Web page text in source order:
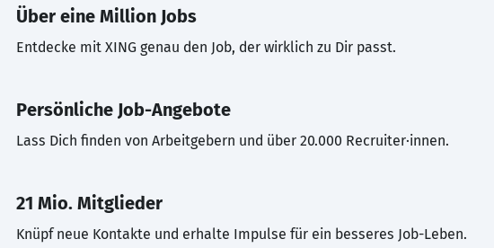
Über eine Million Jobs
Entdecke mit XING genau den Job, der wirklich zu Dir passt.
Persönliche Job-Angebote
Lass Dich finden von Arbeitgebern und über 20.000 Recruiter·innen.
21 Mio. Mitglieder
Knüpf neue Kontakte und erhalte Impulse für ein besseres Job-Leben.